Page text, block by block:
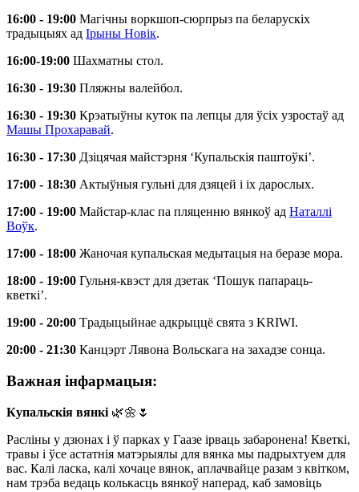
16:00 - 19:00 Магічны воркшоп-сюрпрыз па беларускіх
традыцыях ад Ірыны Новік.
16:00-19:00 Шахматны стол.
16:30 - 19:30 Пляжны валейбол.
16:30 - 19:30 Крэатыўны куток па лепцы для ўсіх узростаў ад
Машы Прохаравай.
16:30 - 17:30 Дзіцячая майстэрня ‘Купальскія паштоўкі’.
17:00 - 18:30 Актыўныя гульні для дзяцей і іх дарослых.
17:00 - 19:00 Майстар-клас па пляценню вянкоў ад Наталлі
Воўк.
17:00 - 18:00 Жаночая купальская медытацыя на беразе мора.
18:00 - 19:00 Гульня-квэст для дзетак ‘Пошук папараць-
кветкі’.
19:00 - 20:00 Tрадыцыйнаe адкрыццё свята з KRIWI.
20:00 - 21:30 Канцэрт Лявона Вольскага на захадзе сонца.
Важная інфармацыя:
Купальскія вянкі 🌿🌼🌷
Расліны у дзюнах і ў парках у Гаазе ірваць забаронена! Кветкі,
травы і ўсе астатнія матэрыялы для вянка мы падрыхтуем для
вас. Калі ласка, калі хочаце вянок, аплачвайце разам з квітком,
нам трэба ведаць колькасць вянкоў наперад, каб замовіць